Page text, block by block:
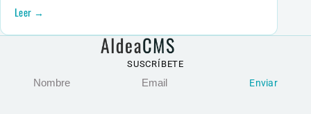
Leer →
SUSCRÍBETE
Nombre
Email
Enviar